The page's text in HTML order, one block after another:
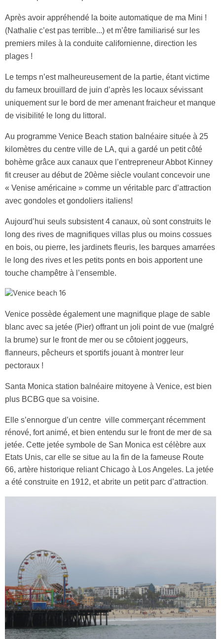
Après avoir appréhendé la boite automatique de ma Mini !
(Nathalie c’est pas terrible...) et m’être familiarisé sur les
premiers miles à la conduite californienne, direction les
plages !
Le temps n’est malheureusement de la partie, étant victime
du fameux brouillard de juin d’après les locaux sévissant
uniquement sur le bord de mer amenant fraicheur et manque
de visibilité le long du littoral.
Au programme Venice Beach station balnéaire située à 25
kilomètres du centre ville de LA, qui a gardé un petit côté
bohème grâce aux canaux que l’entrepreneur Abbot Kinney
fit creuser au début de 20ème siècle voulant concevoir une
« Venise américaine » comme un véritable parc d’attraction
avec gondoles et gondoliers italiens!
Aujourd’hui seuls subsistent 4 canaux, où sont construits le
long des rives de magnifiques villas plus ou moins cossues
en bois, ou pierre, les jardinets fleuris, les barques amarrées
le long des rives et les petits ponts en bois apportent une
touche champêtre à l’ensemble.
Venice possède également une magnifique plage de sable
blanc avec sa jetée (Pier) offrant un joli point de vue (malgré
la brume) sur le front de mer ou se côtoient joggeurs,
flanneurs, pêcheurs et sportifs jouant à montrer leur
pectoraux !
Santa Monica station balnéaire mitoyene à Venice, est bien
plus BCBG que sa voisine.
Elle s’ennorgue d’un centre ville commerçant récemment
rénové, fort animé, et bien entendu sur le front de mer de sa
jetée. Cette jetée symbole de San Monica est célèbre aux
Etats Unis, car elle se situe au la fin de la fameuse Route
66, artère historique reliant Chicago à Los Angeles. La jetée
a été construite en 1912, et abrite un petit parc d’attraction